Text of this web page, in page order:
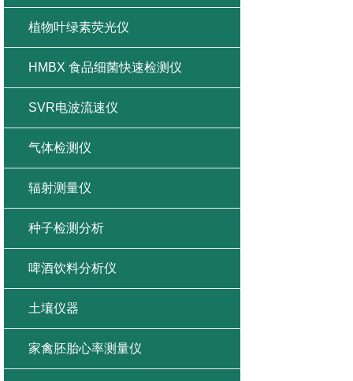
植物叶绿素荧光仪
HMBX 食品细菌快速检测仪
SVR电波流速仪
气体检测仪
辐射测量仪
种子检测分析
啤酒饮料分析仪
土壤仪器
家禽胚胎心率测量仪